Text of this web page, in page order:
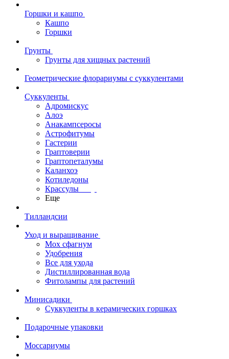
Горшки и кашпо
Кашпо
Горшки
Грунты
Грунты для хищных растений
Геометрические флорариумы с суккулентами
Суккуленты
Адромискус
Алоэ
Анакампсеросы
Астрофитумы
Гастерии
Граптоверии
Граптопеталумы
Каланхоэ
Котиледоны
Крассулы
Еще
Тилландсии
Уход и выращивание
Мох сфагнум
Удобрения
Все для ухода
Дистиллированная вода
Фитолампы для растений
Минисадики
Суккуленты в керамических горшках
Подарочные упаковки
Моссариумы